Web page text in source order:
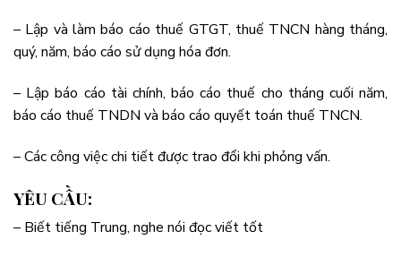
– Lập và làm báo cáo thuế GTGT, thuế TNCN hàng tháng,
quý, năm, báo cáo sử dụng hóa đơn.
– Lập báo cáo tài chính, báo cáo thuế cho tháng cuối năm,
báo cáo thuế TNDN và báo cáo quyết toán thuế TNCN.
– Các công việc chi tiết được trao đổi khi phỏng vấn.
YÊU CẦU:
– Biết tiếng Trung, nghe nói đọc viết tốt